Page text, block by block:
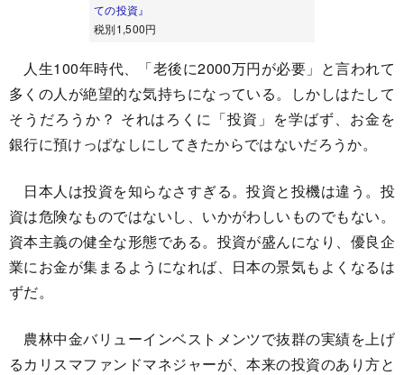
ての投資』
税別1,500円
人生100年時代、「老後に2000万円が必要」と言われて
多くの人が絶望的な気持ちになっている。しかしはたして
そうだろうか？ それはろくに「投資」を学ばず、お金を
銀行に預けっぱなしにしてきたからではないだろうか。
日本人は投資を知らなさすぎる。投資と投機は違う。投
資は危険なものではないし、いかがわしいものでもない。
資本主義の健全な形態である。投資が盛んになり、優良企
業にお金が集まるようになれば、日本の景気もよくなるは
ずだ。
農林中金バリューインベストメンツで抜群の実績を上げ
るカリスマファンドマネジャーが、本来の投資のあり方と